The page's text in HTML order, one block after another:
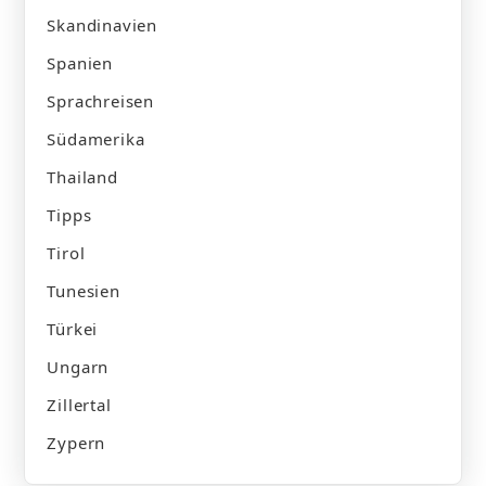
Skandinavien
Spanien
Sprachreisen
Südamerika
Thailand
Tipps
Tirol
Tunesien
Türkei
Ungarn
Zillertal
Zypern